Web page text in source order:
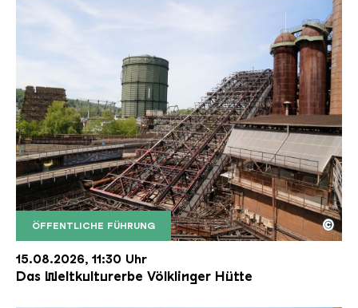
ÖFFENTLICHE FÜHRUNG
Der Erzschrägaufzug der Völklinger Hütte mit
Copyright: Weltkulturerbe Völklinger Hütte | Karl
©
15.08.2026, 11:30 Uhr
Das Weltkulturerbe Völklinger Hütte